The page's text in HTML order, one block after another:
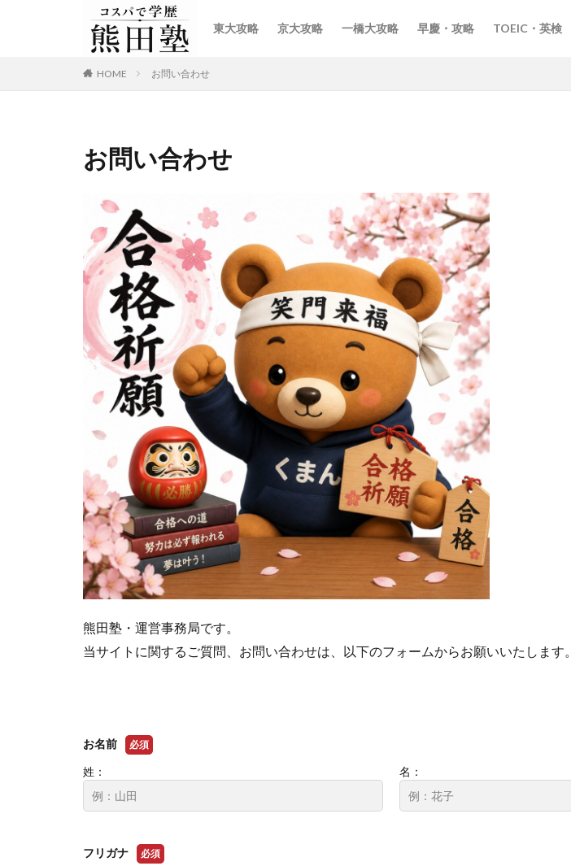
東大攻略 京大攻略 一橋大攻略 早慶・攻略 TOEIC・英検
HOME お問い合わせ
お問い合わせ
熊田塾・運営事務局です。
当サイトに関するご質問、お問い合わせは、以下のフォームからお願いいたします。
お名前 必須
姓： 名：
フリガナ 必須